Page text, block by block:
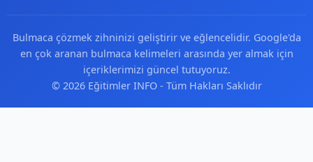
Bulmaca çözmek zihninizi geliştirir ve eğlencelidir. Google'da
en çok aranan bulmaca kelimeleri arasında yer almak için
içeriklerimizi güncel tutuyoruz.
© 2026 Eğitimler INFO - Tüm Hakları Saklıdır